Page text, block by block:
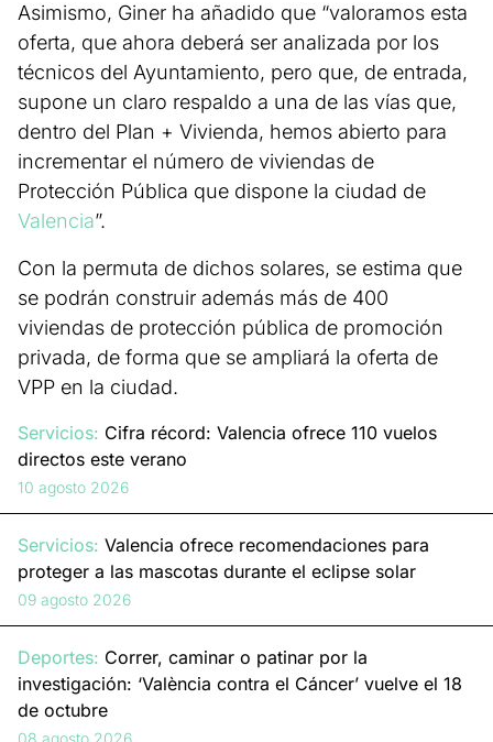
Asimismo, Giner ha añadido que “valoramos esta
oferta, que ahora deberá ser analizada por los
técnicos del Ayuntamiento, pero que, de entrada,
supone un claro respaldo a una de las vías que,
dentro del Plan + Vivienda, hemos abierto para
incrementar el número de viviendas de
Protección Pública que dispone la ciudad de
Valencia”.
Con la permuta de dichos solares, se estima que
se podrán construir además más de 400
viviendas de protección pública de promoción
privada, de forma que se ampliará la oferta de
VPP en la ciudad.
Servicios: Cifra récord: Valencia ofrece 110 vuelos
directos este verano
10 agosto 2026
Servicios: Valencia ofrece recomendaciones para
proteger a las mascotas durante el eclipse solar
09 agosto 2026
Deportes: Correr, caminar o patinar por la
investigación: ‘València contra el Cáncer’ vuelve el 18
de octubre